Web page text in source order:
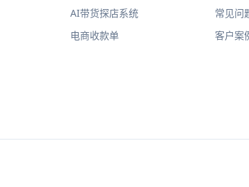
AI带货探店系统
电商收款单
常见问
客户案